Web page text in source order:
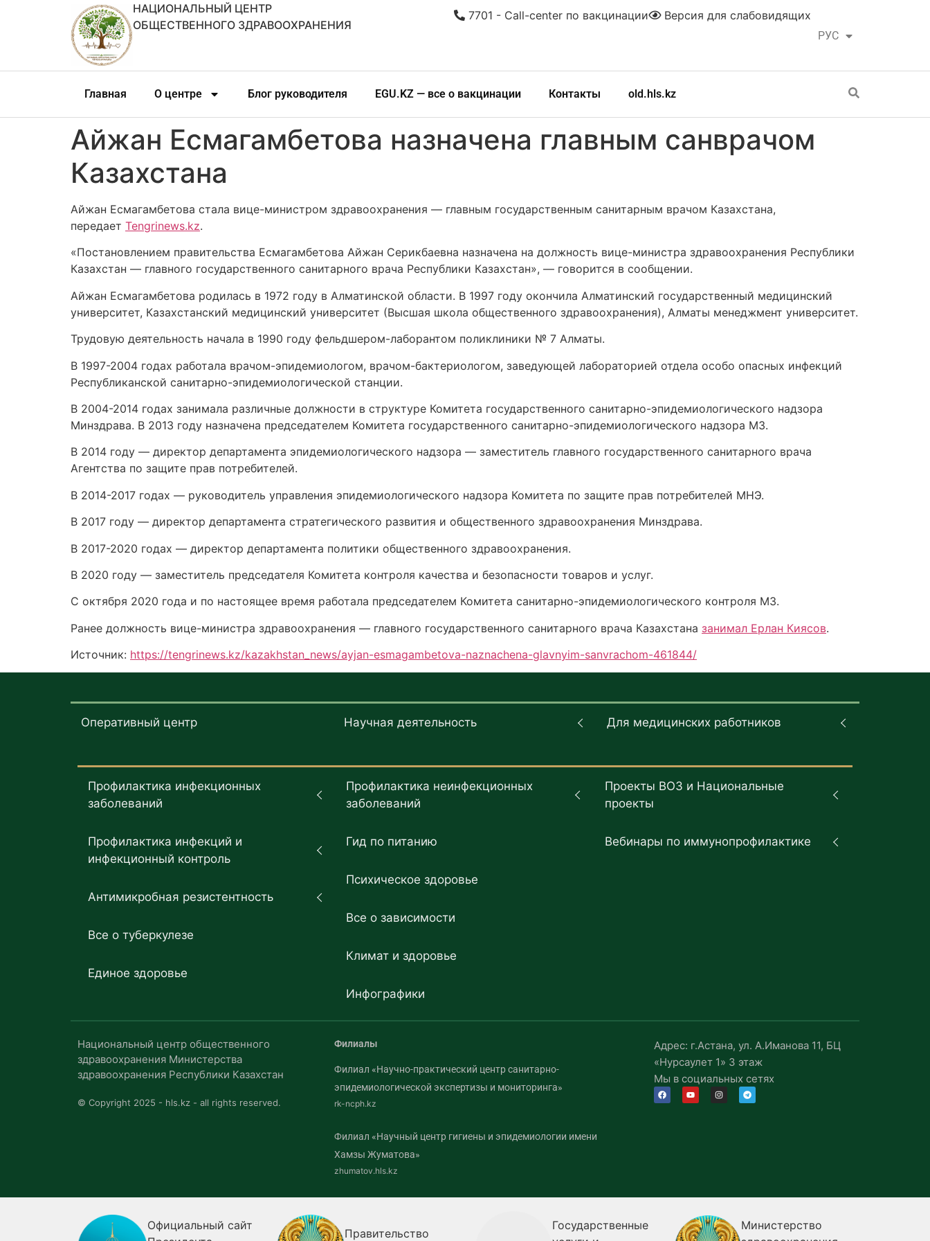
НАЦИОНАЛЬНЫЙ ЦЕНТР
ОБЩЕСТВЕННОГО ЗДРАВООХРАНЕНИЯ
РУС
ҚАЗ
Версия для слабовидящих
7701 - Call-center по вакцинации
Главная О центре Блог руководителя EGU.KZ — все о вакцинации Контакты old.hls.kz
Айжан Есмагамбетова назначена главным санврачом
Казахстана
Айжан Есмагамбетова стала вице-министром здравоохранения — главным государственным санитарным врачом Казахстана,
передает Tengrinews.kz.
«Постановлением правительства Есмагамбетова Айжан Серикбаевна назначена на должность вице-министра здравоохранения Республики
Казахстан — главного государственного санитарного врача Республики Казахстан», — говорится в сообщении.
Айжан Есмагамбетова родилась в 1972 году в Алматинской области. В 1997 году окончила Алматинский государственный медицинский
университет, Казахстанский медицинский университет (Высшая школа общественного здравоохранения), Алматы менеджмент университет.
Трудовую деятельность начала в 1990 году фельдшером-лаборантом поликлиники № 7 Алматы.
В 1997-2004 годах работала врачом-эпидемиологом, врачом-бактериологом, заведующей лабораторией отдела особо опасных инфекций
Республиканской санитарно-эпидемиологической станции.
В 2004-2014 годах занимала различные должности в структуре Комитета государственного санитарно-эпидемиологического надзора
Минздрава. В 2013 году назначена председателем Комитета государственного санитарно-эпидемиологического надзора МЗ.
В 2014 году — директор департамента эпидемиологического надзора — заместитель главного государственного санитарного врача
Агентства по защите прав потребителей.
В 2014-2017 годах — руководитель управления эпидемиологического надзора Комитета по защите прав потребителей МНЭ.
В 2017 году — директор департамента стратегического развития и общественного здравоохранения Минздрава.
В 2017-2020 годах — директор департамента политики общественного здравоохранения.
В 2020 году — заместитель председателя Комитета контроля качества и безопасности товаров и услуг.
С октября 2020 года и по настоящее время работала председателем Комитета санитарно-эпидемиологического контроля МЗ.
Ранее должность вице-министра здравоохранения — главного государственного санитарного врача Казахстана занимал Ерлан Киясов.
Источник: https://tengrinews.kz/kazakhstan_news/ayjan-esmagambetova-naznachena-glavnyim-sanvrachom-461844/
Оперативный центр Научная деятельность Для медицинских работников
Профилактика инфекционных
заболеваний
Профилактика инфекций и
инфекционный контроль
Антимикробная резистентность
Все о туберкулезе
Единое здоровье
Профилактика неинфекционных
заболеваний
Гид по питанию
Психическое здоровье
Все о зависимости
Климат и здоровье
Инфографики
Проекты ВОЗ и Национальные
проекты
Вебинары по иммунопрофилактике
Национальный центр общественного
здравоохранения Министерства
здравоохранения Республики Казахстан
© Copyright 2025 - hls.kz - all rights reserved.
Филиалы
Филиал «Научно-практический центр санитарно-
эпидемиологической экспертизы и мониторинга»
rk-ncph.kz
Филиал «Научный центр гигиены и эпидемиологии имени
Хамзы Жуматова»
zhumatov.hls.kz
Адрес: г.Астана, ул. А.Иманова 11, БЦ
«Нурсаулет 1» 3 этаж
Мы в социальных сетях
Официальный сайт
Правительство
Государственные
Министерство